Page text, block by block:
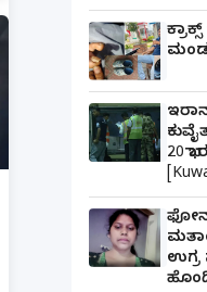
20
ಫೋನ್
ಉಗ್ರ